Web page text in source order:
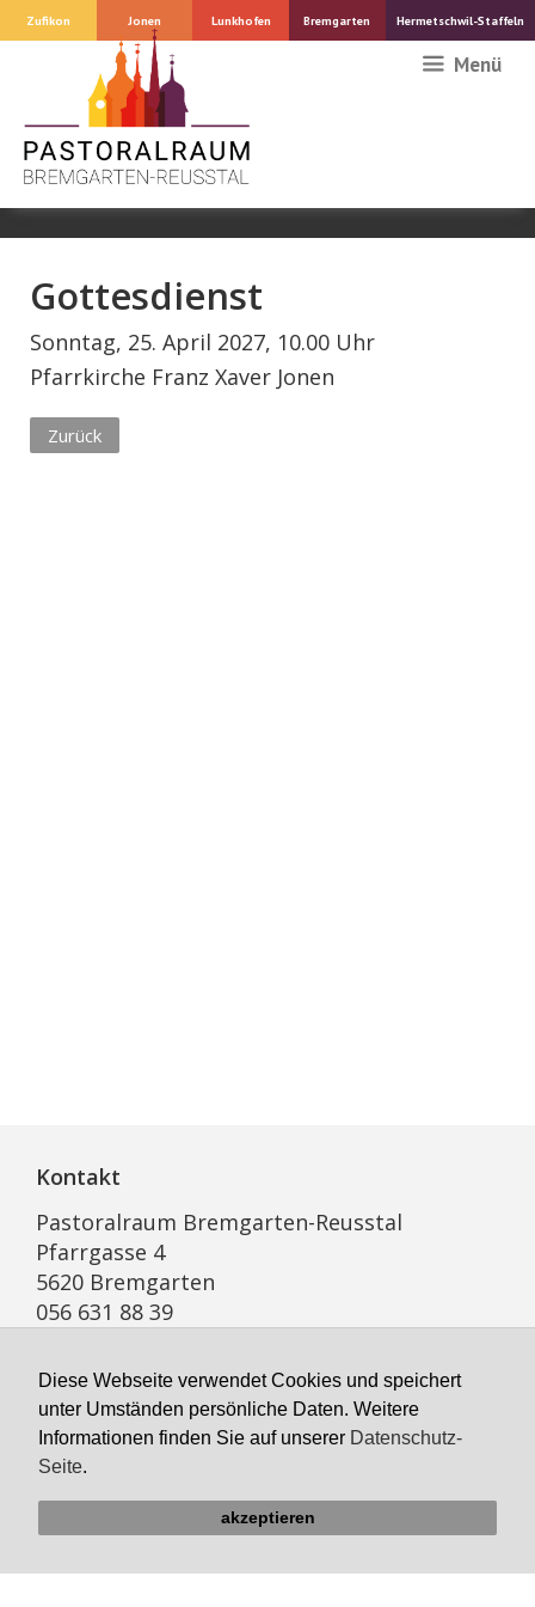
Diese Webseite verwendet Cookies und speichert
unter Umständen persönliche Daten. Weitere
Informationen finden Sie auf unserer Datenschutz-
Seite.
akzeptieren
Springe
zum
Zufikon Jonen Lunkhofen Bremgarten Hermetschwil-Staffeln
Menü
Gottesdienst
Sonntag, 25. April 2027, 10.00 Uhr
Pfarrkirche Franz Xaver Jonen
Zurück
Kontakt
Pastoralraum Bremgarten-Reusstal
Pfarrgasse 4
5620 Bremgarten
056 631 88 39
Öffnungszeiten Sekretariat
Dienstag bis Freitag